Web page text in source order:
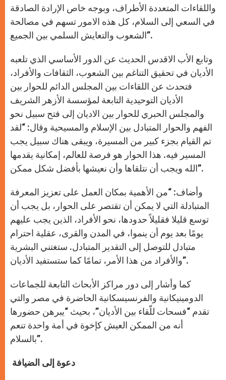
واللقاءات المتعددة الأطراف، وبوجه خاص الإرادة الصادقة
في السعي إلى السلام، كل هذه الامور تسهم في مصالحة
الشعوب والتعايش السلمي بين الجميع”.
وتابع الأب الاقدس الحديث عن الدور الأساسي الذي تلعبه
الأديان في تحقيق التناغم بين الشعوب، الثقافات والأفراد،
فتحدث عن اللقاءات بين المجلس الدائم للحوار بين
الأديان التوحيدية التابعة لمؤسسة الأزهر الشريف
والمجلس الحبري للحوار بين الاديان إلى فتح سبيل نحو
الفهم والحوار المتبادل بين الإسلام والمسيحية وقال: “لقد
تم القيام بجزء كبير من المسيرة، ويبقى هناك سبيل يجب
المسير فيه. هذا الحوار هو فرصة للعالم، إمكانية يقدمها
الله ويجب أن نتلقاها وأن نعيشها بأفضل شكل ممكن”.
وأضاف: “من الأهمية بمكان العمل على تعزيز المعرفة
المتبادلة التي لا يمكن أن تقتصر على الحوار، بل يجب أن
توسع قليلا فقليلاً حدودها، نحو الأفراد، الذين يجب عليهم
يومًا بعد يوم أن ينموا، في المدن والقرى، عقلية احترام
متبادل للتوصل إلى التقدير المتبادل. ستغتني البشرية
والأفراد من هذا الأمر، تمامًا كما ستستفيد الأديان”.
كما وأشار إلى دور مراكز الأبحاث التابعة للجماعات
الدومينيكانية والفرنسيسكانية الحاضرة في مصر والتي
تقدم “فسحات للّقاء بين الأديان”، بحيث “يبرهن حضورها
أنه من الممكن العيش كإخوة في أمة واحدة تنعم
بالسلام”.
دعوة إلى الضيافة